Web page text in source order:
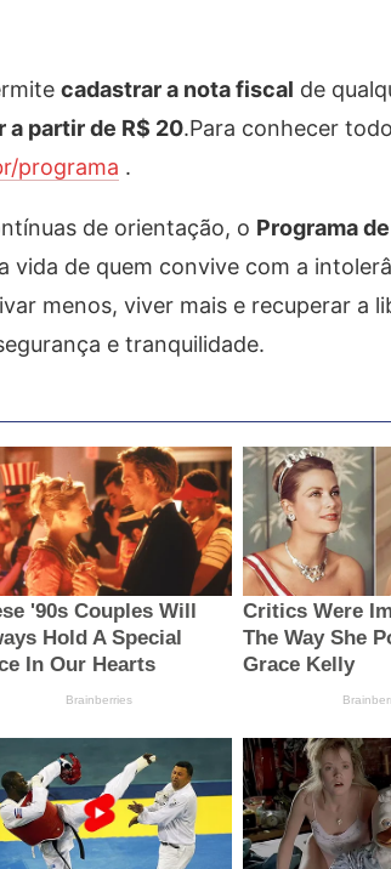
cadastrar a nota fiscal de
a partir de R$ 20.Para conhecer
programa .
de orientação, o Programa
de quem convive com a
menos, viver mais e recuperar a
e tranquilidade.